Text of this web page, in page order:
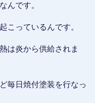
んです。
こっているんです。
は炎から供給されま
毎日焼付塗装を行なっ